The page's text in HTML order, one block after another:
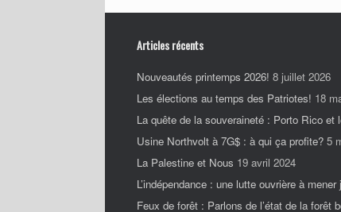
Articles récents
Nouveautés printemps 2026! 8 juillet 2026
Les élections au temps des Patriotes! 18
La quête de la souveraineté : Porto Rico et
Usine Northvolt à 7G$ : à qui ça profite? 5
La Palestine et Nous 19 avril 2024
L’indépendance : une lutte ouvrière à mener
Feux de forêt : Parlons de l’état de la forêt